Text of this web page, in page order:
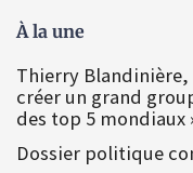
À la une
Thierry Blandinière,
créer un grand
des top 5 mondiaux
Dossier politique